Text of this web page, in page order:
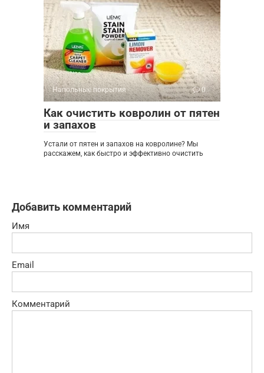
Напольные покрытия 0
Как очистить ковролин от пятен
и запахов
Устали от пятен и запахов на ковролине? Мы
расскажем, как быстро и эффективно очистить
Добавить комментарий
Имя
Email
Комментарий